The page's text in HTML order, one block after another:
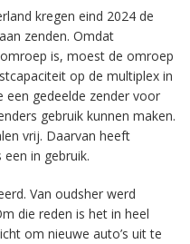
kregen eind 2024 de
zenden. Omdat
is, moest de omroep
op de multiplex in
een gedeelde zender voor
gebruik kunnen maken.
vrij. Daarvan heeft
in gebruik.
Van oudsher werd
die reden is het in heel
om nieuwe auto’s uit te